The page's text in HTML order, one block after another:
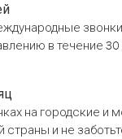
в течение 30
на городские и
и не